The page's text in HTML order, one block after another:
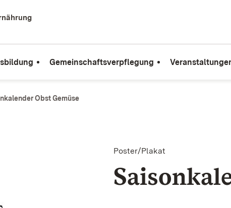
Gemeinschaftsverpflegung
Obst Gemüse
Poster/Plakat